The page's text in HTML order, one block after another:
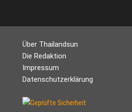
Über Thailandsun
Die Redaktion
Impressum
Datenschutzerklärung